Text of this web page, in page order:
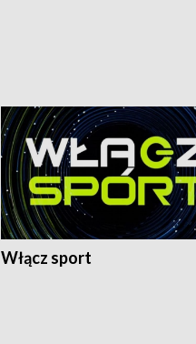
Włącz sport